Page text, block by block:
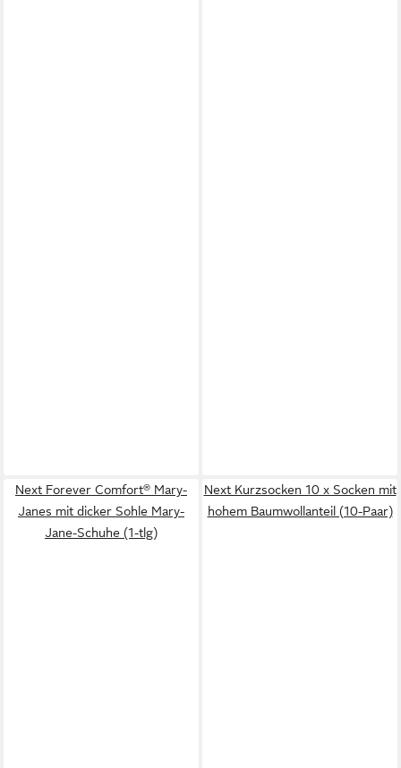
Next Forever Comfort® Mary-
Janes mit dicker Sohle Mary-
Jane-Schuhe (1-tlg)
Next Kurzsocken 10 x Socken mit
hohem Baumwollanteil (10-Paar)